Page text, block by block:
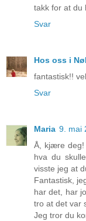
takk for at du
Svar
Hos oss i
fantastisk!!
Svar
Maria 9. mai
Å, kjære deg!
hva du
visste jeg at
Fantastisk,
har det, har
tro at det var
Jeg tror du